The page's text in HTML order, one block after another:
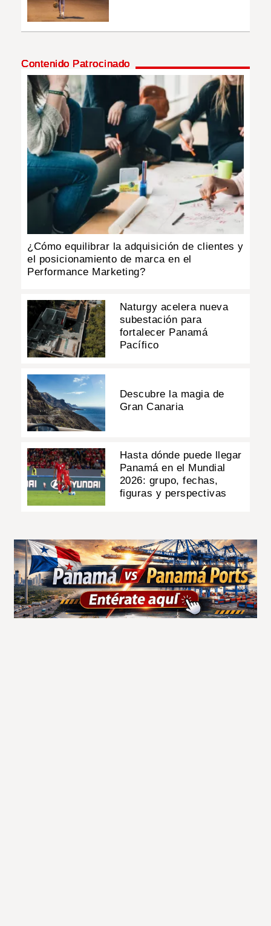
Contenido Patrocinado
¿Cómo equilibrar la adquisición de clientes y
el posicionamiento de marca en el
Performance Marketing?
Naturgy acelera nueva
subestación para
fortalecer Panamá
Pacífico
Descubre la magia de
Gran Canaria
Hasta dónde puede llegar
Panamá en el Mundial
2026: grupo, fechas,
figuras y perspectivas